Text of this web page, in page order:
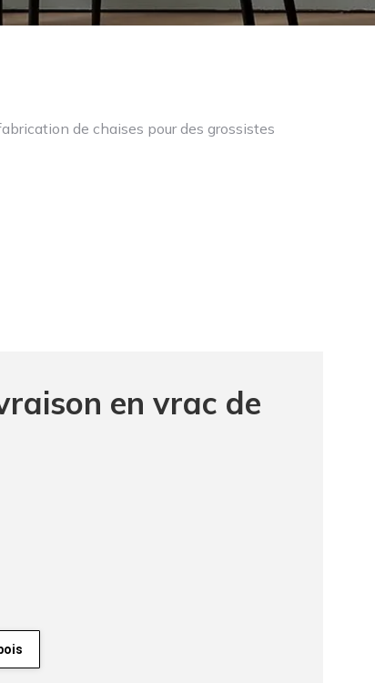
de chaises pour des grossistes
en vrac de